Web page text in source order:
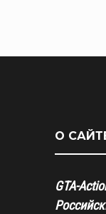
О
GTA-